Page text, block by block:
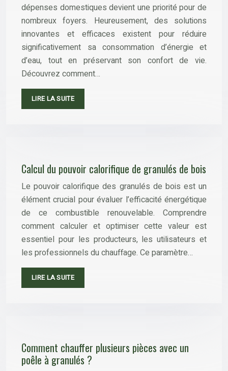
dépenses domestiques devient une priorité pour de
nombreux foyers. Heureusement, des solutions
innovantes et efficaces existent pour réduire
significativement sa consommation d’énergie et
d’eau, tout en préservant son confort de vie.
Découvrez comment…
LIRE LA SUITE
Calcul du pouvoir calorifique de granulés de bois
Le pouvoir calorifique des granulés de bois est un
élément crucial pour évaluer l’efficacité énergétique
de ce combustible renouvelable. Comprendre
comment calculer et optimiser cette valeur est
essentiel pour les producteurs, les utilisateurs et
les professionnels du chauffage. Ce paramètre…
LIRE LA SUITE
Comment chauffer plusieurs pièces avec un
poêle à granulés ?